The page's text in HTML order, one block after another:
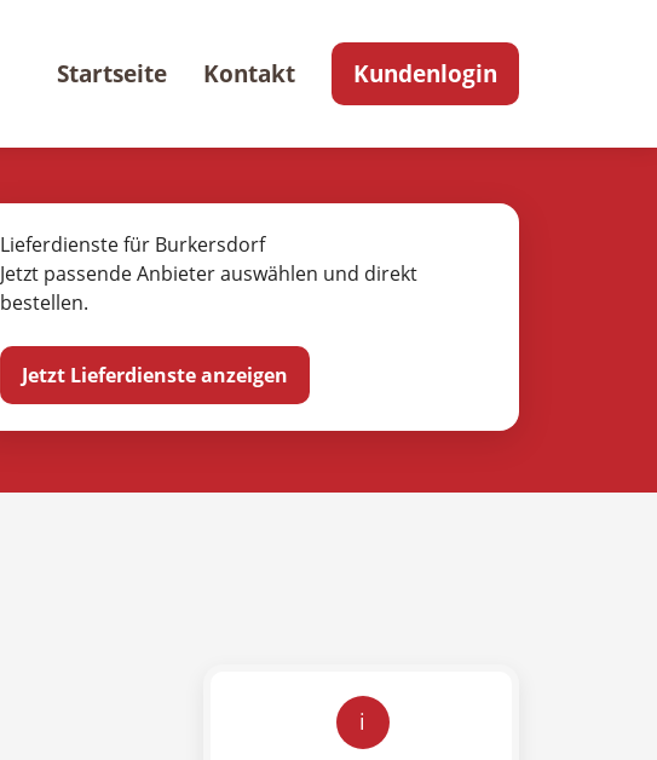
Startseite Kontakt Kundenlogin
Lieferdienste für Burkersdorf
Jetzt passende Anbieter auswählen und direkt
bestellen.
Jetzt Lieferdienste anzeigen
i